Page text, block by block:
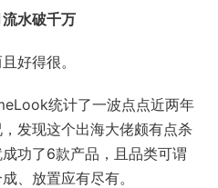
水破千万
好得很。
统计了一波点点近两年
发现这个出海大佬颇有点杀
功了6款产品，且品类可谓
、放置应有尽有。